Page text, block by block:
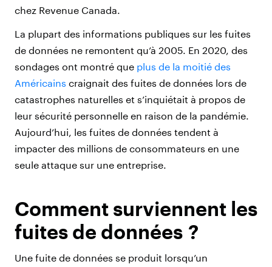
chez Revenue Canada.
La plupart des informations publiques sur les fuites
de données ne remontent qu’à 2005. En 2020, des
sondages ont montré que plus de la moitié des
Américains craignait des fuites de données lors de
catastrophes naturelles et s’inquiétait à propos de
leur sécurité personnelle en raison de la pandémie.
Aujourd’hui, les fuites de données tendent à
impacter des millions de consommateurs en une
seule attaque sur une entreprise.
Comment surviennent les
fuites de données ?
Une fuite de données se produit lorsqu’un